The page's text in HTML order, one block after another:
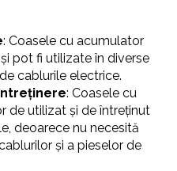
: Coasele cu acumulator
pot fi utilizate în diverse
cablurile electrice.
: Coasele cu
de utilizat și de întreținut
deoarece nu necesită
și a pieselor de